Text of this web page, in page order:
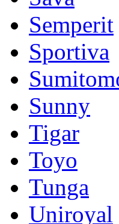
Semperit
Sportiva
Sunny
Tigar
Toyo
Tunga
Uniroyal